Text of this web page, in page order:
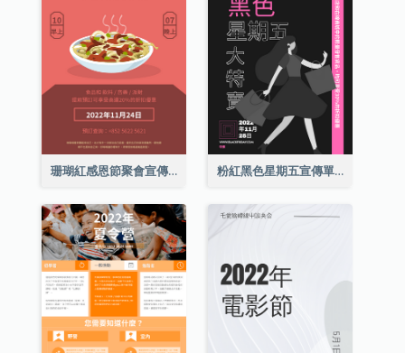
珊瑚紅感恩節聚會宣傳單張 粉紅黑色星期五宣傳單張